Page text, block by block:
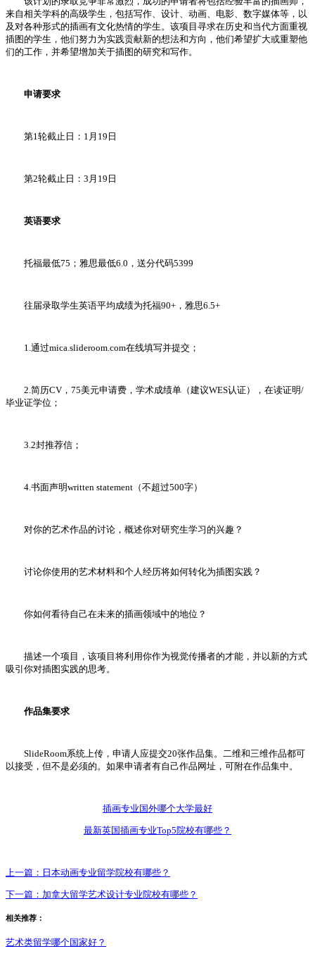
来自相关学科的高级学生，包括写作、设计、动画、电影、数字媒体等，以
及对各种形式的插画有文化热情的学生。该项目寻求在历史和当代方面重视
插图的学生，他们努力为实践贡献新的想法和方向，他们希望扩大或重塑他
们的工作，并希望增加关于插图的研究和写作。
申请要求
第1轮截止日：1月19日
第2轮截止日：3月19日
英语要求
托福最低75；雅思最低6.0，送分代码5399
往届录取学生英语平均成绩为托福90+，雅思6.5+
1.通过mica.slideroom.com在线填写并提交；
2.简历CV，75美元申请费，学术成绩单（建议WES认证），在读证明/
毕业证学位；
3.2封推荐信；
4.书面声明written statement（不超过500字）
对你的艺术作品的讨论，概述你对研究生学习的兴趣？
讨论你使用的艺术材料和个人经历将如何转化为插图实践？
你如何看待自己在未来的插画领域中的地位？
描述一个项目，该项目将利用你作为视觉传播者的才能，并以新的方式
吸引你对插图实践的思考。
作品集要求
SlideRoom系统上传，申请人应提交20张作品集。二维和三维作品都可
以接受，但不是必须的。如果申请者有自己作品网址，可附在作品集中。
插画专业国外哪个大学最好
最新英国插画专业Top5院校有哪些？
上一篇： 日本动画专业留学院校有哪些？
下一篇： 加拿大留学艺术设计专业院校有哪些？
相关推荐：
艺术类留学哪个国家好？